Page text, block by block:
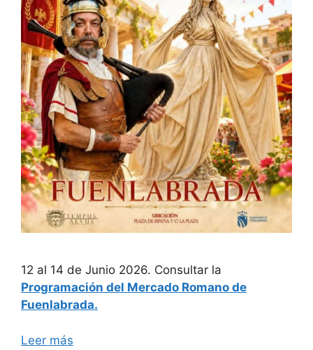
12 al 14 de Junio 2026. Consultar la
Programación del Mercado Romano de
Fuenlabrada.
Leer más